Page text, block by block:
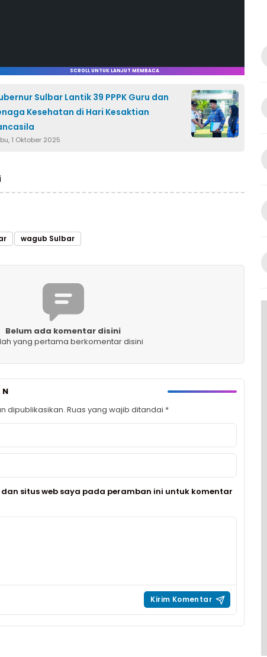
SCROLL UNTUK LANJUT MEMBACA
Sulbar Lantik 39 PPPK Guru dan
Kesehatan di Hari Kesaktian
1 Oktober 2025
wagub Sulbar
Belum ada komentar disini
yang pertama berkomentar disini
dipublikasikan. Ruas yang wajib ditandai *
situs web saya pada peramban ini untuk komentar